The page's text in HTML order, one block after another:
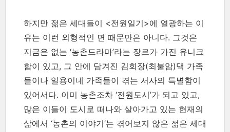
하지만 젊은 세대들이 <전원일기>에 열광하는 이
유는 이런 외형적인 면 때문만은 아니다. 그것은
지금은 없는 ‘농촌드라마’라는 장르가 가진 유니크
함이 있고, 그 안에 담겨진 김회장(최불암)댁 가족
들이나 일용이네 가족들이 겪는 서사의 특별함이
있어서다. 이미 농촌조차 ‘전원도시’가 되고 있고,
많은 이들이 도시로 떠나와 살아가고 있는 현재의
삶에서 ‘농촌의 이야기’는 겪어보지 않은 젊은 세대